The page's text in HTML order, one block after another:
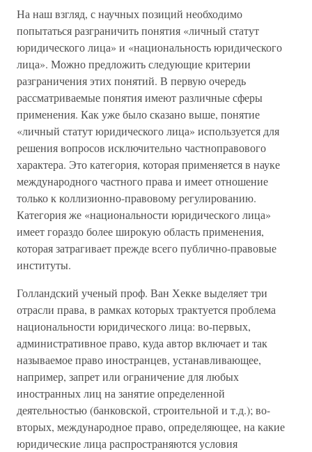
На наш взгляд, с научных позиций необходимо
попытаться разграничить понятия «личный статут
юридического лица» и «национальность юридического
лица». Можно предложить следующие критерии
разграничения этих понятий. В первую очередь
рассматриваемые понятия имеют различные сферы
применения. Как уже было сказано выше, понятие
«личный статут юридического лица» используется для
решения вопросов исключительно частноправового
характера. Это категория, которая применяется в науке
международного частного права и имеет отношение
только к коллизионно-правовому регулированию.
Категория же «национальности юридического лица»
имеет гораздо более широкую область применения,
которая затрагивает прежде всего публично-правовые
институты.
Голландский ученый проф. Ван Хекке выделяет три
отрасли права, в рамках которых трактуется проблема
национальности юридического лица: во-первых,
административное право, куда автор включает и так
называемое право иностранцев, устанавливающее,
например, запрет или ограничение для любых
иностранных лиц на занятие определенной
деятельностью (банковской, строительной и т.д.); во-
вторых, международное право, определяющее, на какие
юридические лица распространяются условия